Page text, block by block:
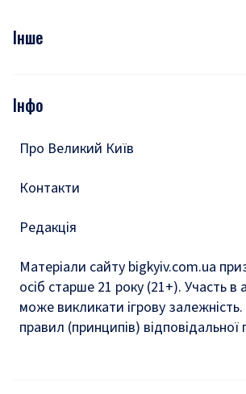
Фото
Подкасти
Інше
Тести
Інфо
Про Великий Київ
Контакти
Редакція
Матеріали сайту bigkyiv.com.ua
осіб старше 21 року (21+). Участь в
може викликати ігрову
правил (принципів) відповідальної